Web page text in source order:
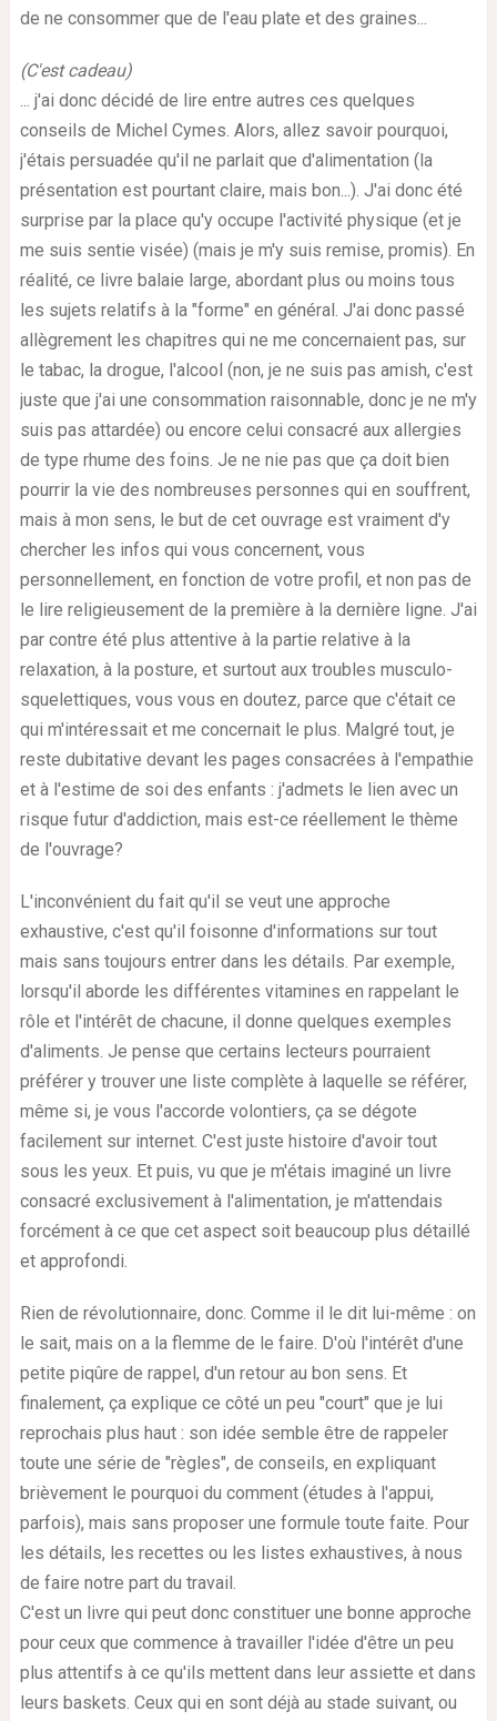
de ne consommer que de l'eau plate et des graines...
(C'est cadeau)
... j'ai donc décidé de lire entre autres ces quelques
conseils de Michel Cymes. Alors, allez savoir pourquoi,
j'étais persuadée qu'il ne parlait que d'alimentation (la
présentation est pourtant claire, mais bon...). J'ai donc été
surprise par la place qu'y occupe l'activité physique (et je
me suis sentie visée) (mais je m'y suis remise, promis). En
réalité, ce livre balaie large, abordant plus ou moins tous
les sujets relatifs à la "forme" en général. J'ai donc passé
allègrement les chapitres qui ne me concernaient pas, sur
le tabac, la drogue, l'alcool (non, je ne suis pas amish, c'est
juste que j'ai une consommation raisonnable, donc je ne m'y
suis pas attardée) ou encore celui consacré aux allergies
de type rhume des foins. Je ne nie pas que ça doit bien
pourrir la vie des nombreuses personnes qui en souffrent,
mais à mon sens, le but de cet ouvrage est vraiment d'y
chercher les infos qui vous concernent, vous
personnellement, en fonction de votre profil, et non pas de
le lire religieusement de la première à la dernière ligne. J'ai
par contre été plus attentive à la partie relative à la
relaxation, à la posture, et surtout aux troubles musculo-
squelettiques, vous vous en doutez, parce que c'était ce
qui m'intéressait et me concernait le plus. Malgré tout, je
reste dubitative devant les pages consacrées à l'empathie
et à l'estime de soi des enfants : j'admets le lien avec un
risque futur d'addiction, mais est-ce réellement le thème
de l'ouvrage?
L'inconvénient du fait qu'il se veut une approche
exhaustive, c'est qu'il foisonne d'informations sur tout
mais sans toujours entrer dans les détails. Par exemple,
lorsqu'il aborde les différentes vitamines en rappelant le
rôle et l'intérêt de chacune, il donne quelques exemples
d'aliments. Je pense que certains lecteurs pourraient
préférer y trouver une liste complète à laquelle se référer,
même si, je vous l'accorde volontiers, ça se dégote
facilement sur internet. C'est juste histoire d'avoir tout
sous les yeux. Et puis, vu que je m'étais imaginé un livre
consacré exclusivement à l'alimentation, je m'attendais
forcément à ce que cet aspect soit beaucoup plus détaillé
et approfondi.
Rien de révolutionnaire, donc. Comme il le dit lui-même : on
le sait, mais on a la flemme de le faire. D'où l'intérêt d'une
petite piqûre de rappel, d'un retour au bon sens. Et
finalement, ça explique ce côté un peu "court" que je lui
reprochais plus haut : son idée semble être de rappeler
toute une série de "règles", de conseils, en expliquant
brièvement le pourquoi du comment (études à l'appui,
parfois), mais sans proposer une formule toute faite. Pour
les détails, les recettes ou les listes exhaustives, à nous
de faire notre part du travail.
C'est un livre qui peut donc constituer une bonne approche
pour ceux que commence à travailler l'idée d'être un peu
plus attentifs à ce qu'ils mettent dans leur assiette et dans
leurs baskets. Ceux qui en sont déjà au stade suivant, ou